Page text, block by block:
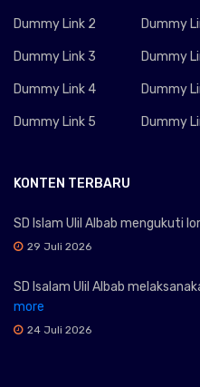
Dummy Link 2
Dummy Link 3
Dummy Link 4
Dummy Link 5
Dummy
Dummy
Dummy
Dummy
KONTEN TERBARU
SD Islam Ulil Albab mengukuti
29 Juli 2026
SD Isalam Ulil Albab
more
24 Juli 2026